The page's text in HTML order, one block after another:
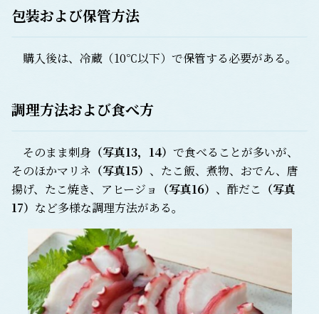
包装および保管方法
購入後は、冷蔵（10℃以下）で保管する必要がある。
調理方法および食べ方
そのまま刺身 （写真13，14） で食べることが多いが、
そのほかマリネ （写真15） 、たこ飯、煮物、おでん、唐
揚げ、たこ焼き、アヒージョ
（写真16） 、酢だこ （写真
17） など多様な調理方法がある。